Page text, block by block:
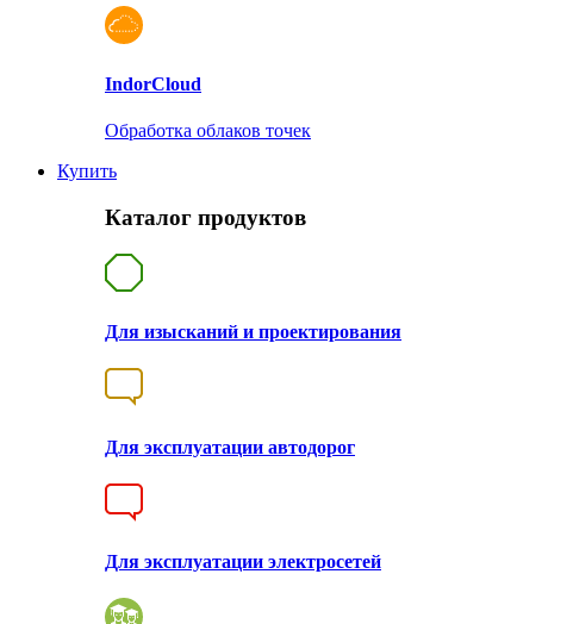
IndorCloud
Обработка облаков точек
Купить
Каталог продуктов
Для изысканий и проектирования
Для эксплуатации автодорог
Для эксплуатации электросетей